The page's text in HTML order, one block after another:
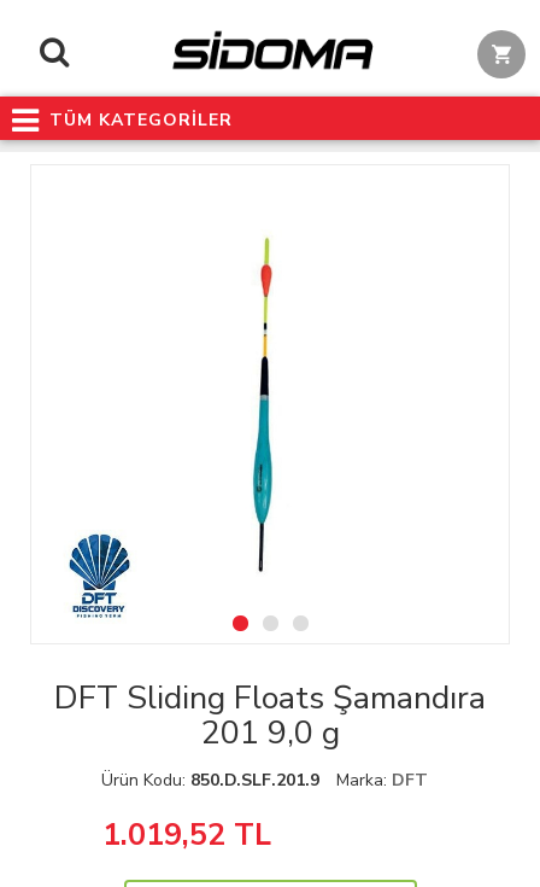
TÜM KATEGORİLER
DFT Sliding Floats Şamandıra
201 9,0 g
Ürün Kodu: 850.D.SLF.201.9 Marka: DFT
1.019,52 TL